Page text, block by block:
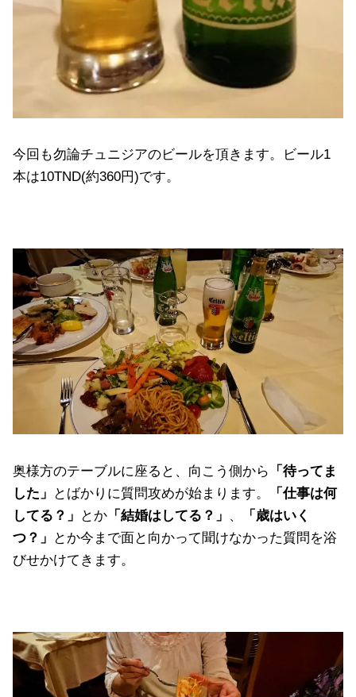
今回も勿論チュニジアのビールを頂きます。ビール1
本は10TND(約360円)です。
奥様方のテーブルに座ると、向こう側から
「待ってま
した」
とばかりに質問攻めが始まります。
「仕事は何
してる？」
とか 「結婚はしてる？」 、
「歳はいく
つ？」
とか今まで面と向かって聞けなかった質問を浴
びせかけてきます。